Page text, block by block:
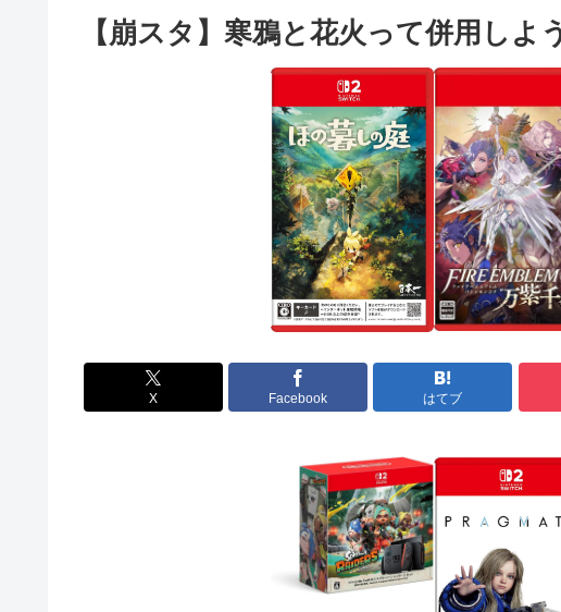
【崩スタ】寒鴉と花火って併用しよ
X Facebook はてブ